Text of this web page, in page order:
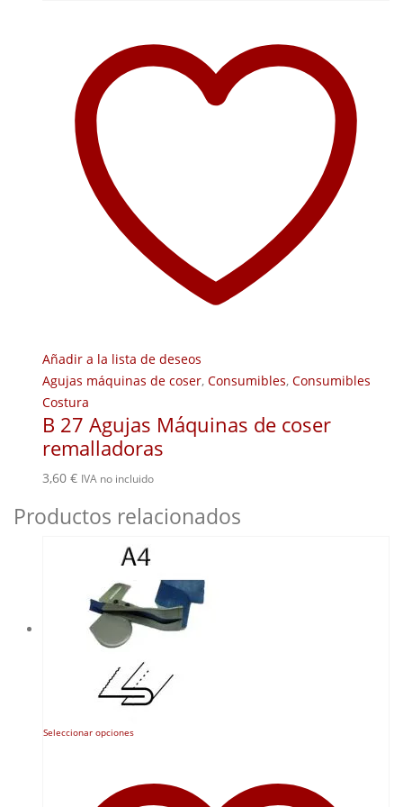
Añadir a la lista de deseos
Agujas máquinas de coser, Consumibles, Consumibles
Costura
B 27 Agujas Máquinas de coser
remalladoras
3,60 € IVA no incluido
Productos relacionados
Seleccionar opcionesEste
variantes.
Las